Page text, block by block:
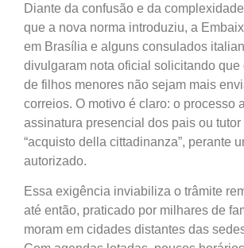
Diante da confusão e da
que a nova norma introduziu, a
em Brasília e alguns consulados
divulgaram nota oficial solicitando que
de filhos menores não sejam mais
correios. O motivo é claro: o processo
assinatura presencial dos pais ou tutor
“acquisto della cittadinanza”, perante
autorizado.
Essa exigência inviabiliza o trâmite
até então, praticado por milhares de
moram em cidades distantes das